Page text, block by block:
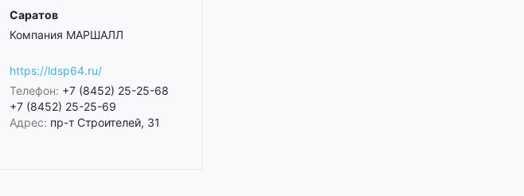
Саратов
Компания МАРШАЛЛ
https://ldsp64.ru/
Телефон: +7 (8452) 25-25-68
+7 (8452) 25-25-69
Адрес: пр-т Строителей, 31